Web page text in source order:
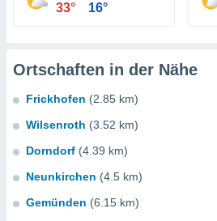
33° 16°
Ortschaften in der Nähe
Frickhofen (2.85 km)
Wilsenroth (3.52 km)
Dorndorf (4.39 km)
Neunkirchen (4.5 km)
Gemünden (6.15 km)